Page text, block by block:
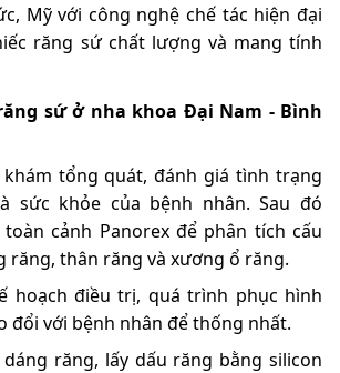
Mỹ với công nghệ chế tác hiện đại
răng sứ chất lượng và mang tính
sứ ở nha khoa Đại Nam - Bình
khám tổng quát, đánh giá tình trạng
sức khỏe của bệnh nhân. Sau đó
cảnh Panorex để phân tích cấu
răng, thân răng và xương ổ răng.
hoạch điều trị, quá trình phục hình
đổi với bệnh nhân để thống nhất.
dáng răng, lấy dấu răng bằng silicon